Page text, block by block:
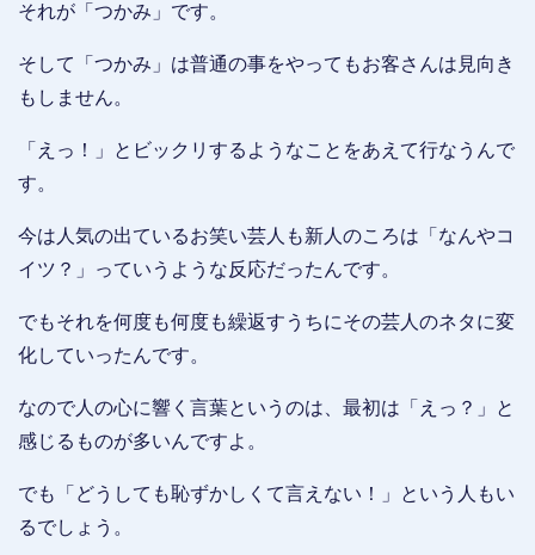
それが「つかみ」です。
そして「つかみ」は普通の事をやってもお客さんは見向き
もしません。
「えっ！」とビックリするようなことをあえて行なうんで
す。
今は人気の出ているお笑い芸人も新人のころは「なんやコ
イツ？」っていうような反応だったんです。
でもそれを何度も何度も繰返すうちにその芸人のネタに変
化していったんです。
なので人の心に響く言葉というのは、最初は「えっ？」と
感じるものが多いんですよ。
でも「どうしても恥ずかしくて言えない！」という人もい
るでしょう。